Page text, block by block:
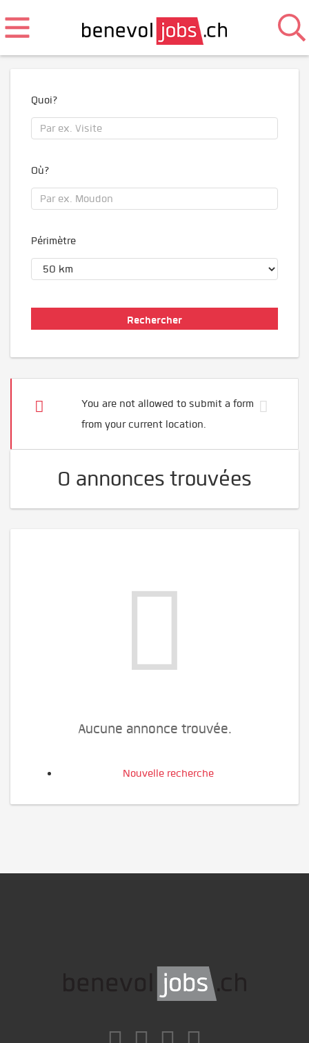
Quoi?
Où?
Périmètre
You are not allowed to submit a form
from your current location.
0 annonces trouvées
Aucune annonce trouvée.
Nouvelle recherche